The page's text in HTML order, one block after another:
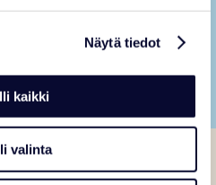
Näytä tiedot
kaikki
valinta